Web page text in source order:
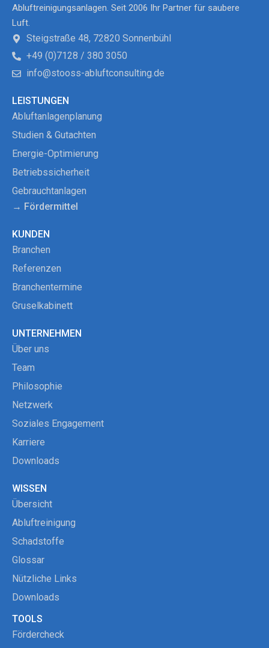
Abluftreinigungsanlagen. Seit 2006 Ihr Partner für saubere
Luft.
Steigstraße 48, 72820 Sonnenbühl
+49 (0)7128 / 380 3050
info@stooss-abluftconsulting.de
LEISTUNGEN
Abluftanlagenplanung
Studien & Gutachten
Energie-Optimierung
Betriebssicherheit
Gebrauchtanlagen
→ Fördermittel
KUNDEN
Branchen
Referenzen
Branchentermine
Gruselkabinett
UNTERNEHMEN
Über uns
Team
Philosophie
Netzwerk
Soziales Engagement
Karriere
Downloads
WISSEN
Übersicht
Abluftreinigung
Schadstoffe
Glossar
Nützliche Links
Downloads
TOOLS
Fördercheck